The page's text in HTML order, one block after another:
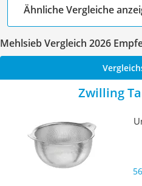
Ähnliche Vergleiche
Mehlsieb Vergleich 2026
Zwilling